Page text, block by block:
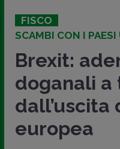
FISCO
SCAMBI CON I PAESI
Brexit:
doganali a
dall’uscita
europea